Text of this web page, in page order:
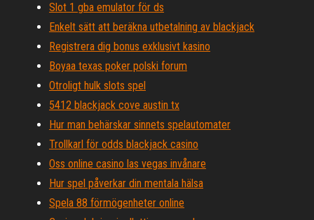
Slot 1 gba emulator för ds
Enkelt sätt att beräkna utbetalning av blackjack
Registrera dig bonus exklusivt kasino
Boyaa texas poker polski forum
Otroligt hulk slots spel
5412 blackjack cove austin tx
Hur man behärskar sinnets spelautomater
Trollkarl för odds blackjack casino
Oss online casino las vegas invånare
Hur spel påverkar din mentala hälsa
Spela 88 förmögenheter online